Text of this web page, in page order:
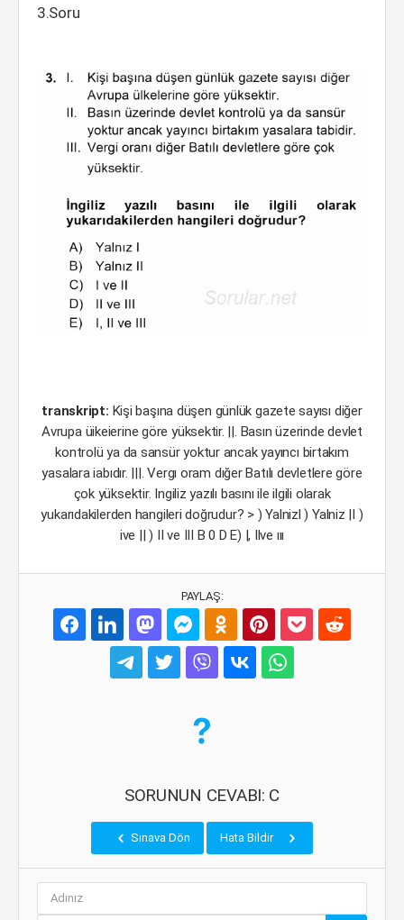
3.Soru
transkript: Kişi başına düşen günlük gazete sayısı diğer
Avrupa üikeierine göre yüksektir. ||. Basın üzerinde devlet
kontrolü ya da sansür yoktur ancak yayıncı birtakım
yasalara iabıdır. |||. Vergı oram dığer Batılı devletlere göre
çok yüksektir. Ingiliz yazılı basını ile ilgili olarak
yukarıdakilerden hangileri doğrudur? > ) Yalnizl ) Yalniz |I )
ive || ) II ve III B 0 D E) |, Ilve ııı
PAYLAŞ:
SORUNUN CEVABI: C
Sınava Dön Hata Bildir